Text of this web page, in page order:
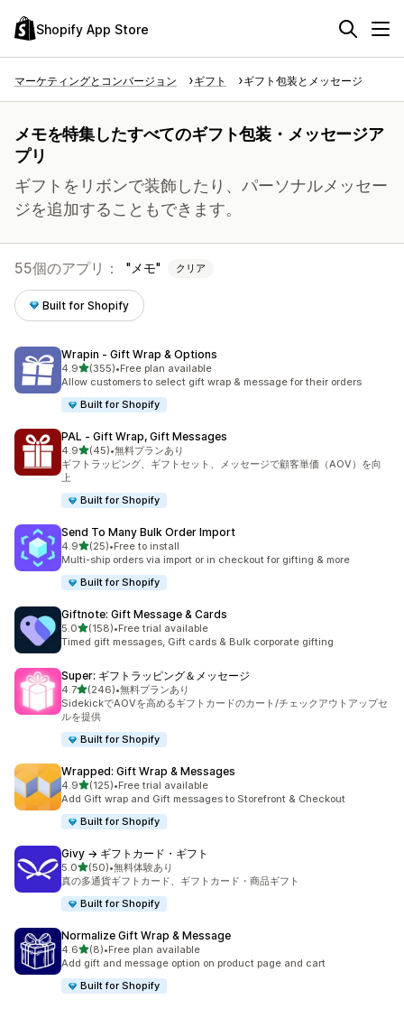
Shopify App Store
マーケティングとコンバージョン ギフト ギフト包装とメッセージ
メモを特集したすべてのギフト包装・メッセージア
プリ
ギフトをリボンで装飾したり、パーソナルメッセー
ジを追加することもできます。
55個のアプリ： メモ クリア
Built for Shopify
Wrapin ‑ Gift Wrap & Options
4.95つ星中
(355)
合計レビュー数：355件
•Free plan available
Allow customers to select gift wrap & message for their orders
Built for Shopify
PAL ‑ Gift Wrap, Gift Messages
4.95つ星中
(45)
合計レビュー数：45件
•無料プランあり
ギフトラッピング、ギフトセット、メッセージで顧客単価（AOV）を向
上
Built for Shopify
Send To Many Bulk Order Import
4.95つ星中
(25)
合計レビュー数：25件
•Free to install
Multi-ship orders via import or in checkout for gifting & more
Built for Shopify
Giftnote: Gift Message & Cards
5.05つ星中
(158)
合計レビュー数：158件
•Free trial available
Timed gift messages, Gift cards & Bulk corporate gifting
Super: ギフトラッピング＆メッセージ
4.75つ星中
(246)
合計レビュー数：246件
•無料プランあり
SidekickでAOVを高めるギフトカードのカート/チェックアウトアップセ
ルを提供
Built for Shopify
Wrapped: Gift Wrap & Messages
4.95つ星中
(125)
合計レビュー数：125件
•Free trial available
Add Gift wrap and Gift messages to Storefront & Checkout
Built for Shopify
Givy → ギフトカード・ギフト
5.05つ星中
(50)
合計レビュー数：50件
•無料体験あり
真の多通貨ギフトカード、ギフトカード・商品ギフト
Built for Shopify
Normalize Gift Wrap & Message
4.65つ星中
(8)
合計レビュー数：8件
•Free plan available
Add gift and message option on product page and cart
Built for Shopify